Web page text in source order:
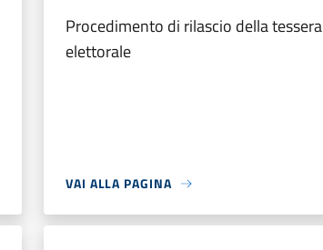
Procedimento di rilascio della tessera
elettorale
VAI ALLA PAGINA